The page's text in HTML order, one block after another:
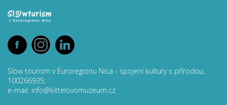
Slow tourism v Euroregionu Nisa - spojení kultury s přírodou,
100266935;
e-mail: info@kittelovomuzeum.cz